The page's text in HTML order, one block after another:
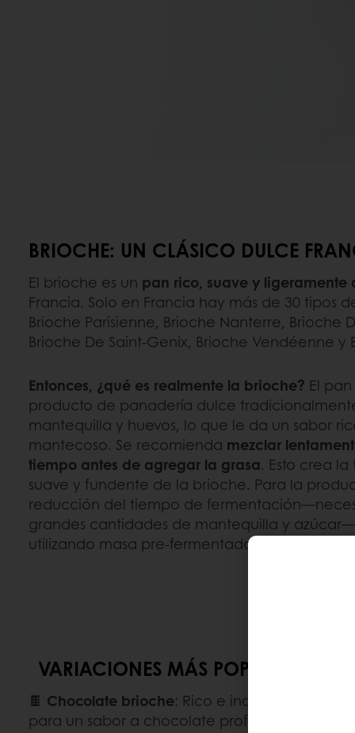
BRIOCHE: UN CLÁSICO DULCE
El brioche es un pan rico, suave y ligeramente
Francia. Solo en Francia hay más de 30 tipos
Brioche Parisienne, Brioche Nanterre, Brioche
Brioche De Saint-Genix, Brioche Vendéenne y
Entonces, ¿qué es realmente la brioche? El
producto de panadería dulce
mantequilla y huevos, lo que le da un sabor
mantecoso. Se recomienda mezclar
tiempo antes de agregar la grasa. Esto crea
suave y fundente de la brioche. Para la
reducción del tiempo de
grandes cantidades de mantequilla y
utilizando masa pre-fermentada.
VARIACIONES MÁS POPULARES
🍫 Chocolate brioche: Rico e indulgente,
para un sabor a chocolate profundo.